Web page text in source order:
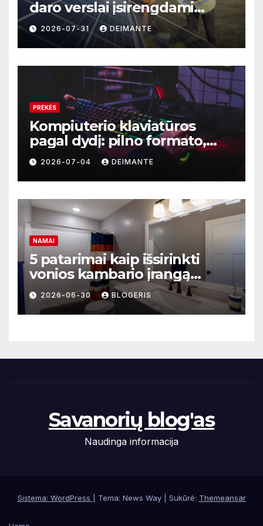
daro verslai įsirengdami
saulės elektrinę
2026-07-31 DEIMANTE
PREKĖS
Kompiuterio klaviatūros
pagal dydį: pilno formato,
TKL ar kompaktiškas
modelis?
2026-07-04 DEIMANTE
NAMAI
5 patarimai kaip išsirinkti
vonios kambario įrangą
mažoms erdvėms
2026-06-30 BLOGERIS
Savanorių blog'as
Naudinga informacija
Sistema: WordPress Tema: News Way | Sukūrė: Themeansar